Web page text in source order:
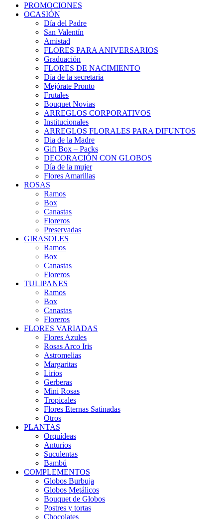
PROMOCIONES
OCASIÓN
Día del Padre
San Valentín
Amistad
FLORES PARA ANIVERSARIOS
Graduación
FLORES DE NACIMIENTO
Día de la secretaria
Mejórate Pronto
Frutales
Bouquet Novias
ARREGLOS CORPORATIVOS
Institucionales
ARREGLOS FLORALES PARA DIFUNTOS
Dia de la Madre
Gift Box – Packs
DECORACIÓN CON GLOBOS
Día de la mujer
Flores Amarillas
ROSAS
Ramos
Box
Canastas
Floreros
Preservadas
GIRASOLES
Ramos
Box
Canastas
Floreros
TULIPANES
Ramos
Box
Canastas
Floreros
FLORES VARIADAS
Flores Azules
Rosas Arco Iris
Astromelias
Margaritas
Lirios
Gerberas
Mini Rosas
Tropicales
Flores Eternas Satinadas
Otros
PLANTAS
Orquídeas
Anturios
Suculentas
Bambú
COMPLEMENTOS
Globos Burbuja
Globos Metálicos
Bouquet de Globos
Postres y tortas
Chocolates